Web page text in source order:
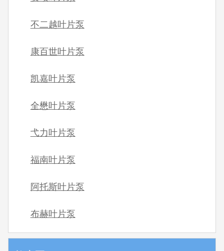
不二越叶片泵
康百世叶片泵
凯嘉叶片泵
全懋叶片泵
弋力叶片泵
福南叶片泵
阿托斯叶片泵
布赫叶片泵